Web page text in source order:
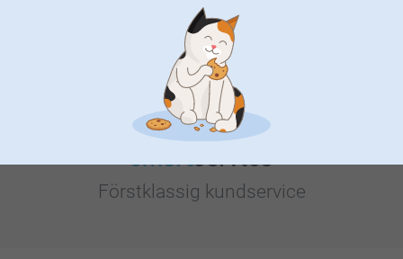
Letar du efter inspiration?
Förstklassig kundservice